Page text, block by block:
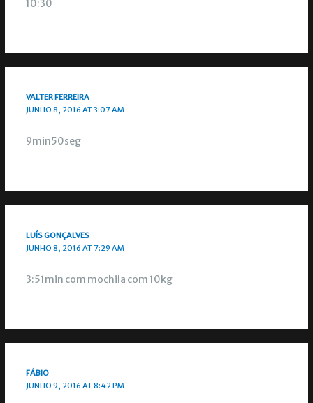
10:30
VALTER FERREIRA
JUNHO 8, 2016 AT 3:07 AM
9min50seg
LUÍS GONÇALVES
JUNHO 8, 2016 AT 7:29 AM
3:51min com mochila com 10kg
FÁBIO
JUNHO 9, 2016 AT 8:42 PM